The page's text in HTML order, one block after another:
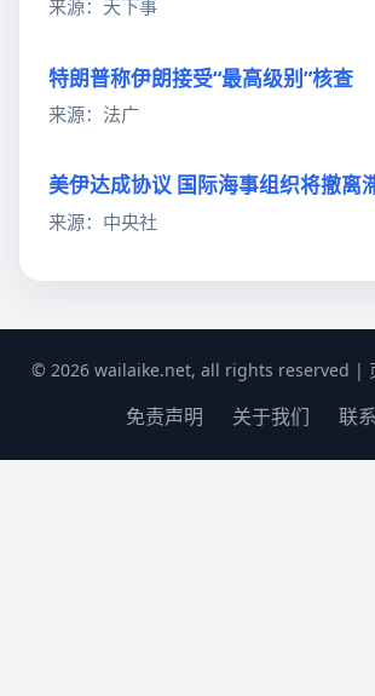
来源：天下事
特朗普称伊朗接受“最高级别”核查
来源：法广
美伊达成协议 国际海事组织将撤离
来源：中央社
© 2026 wailaike.net, all rights reserved |
免责声明 关于我们 联